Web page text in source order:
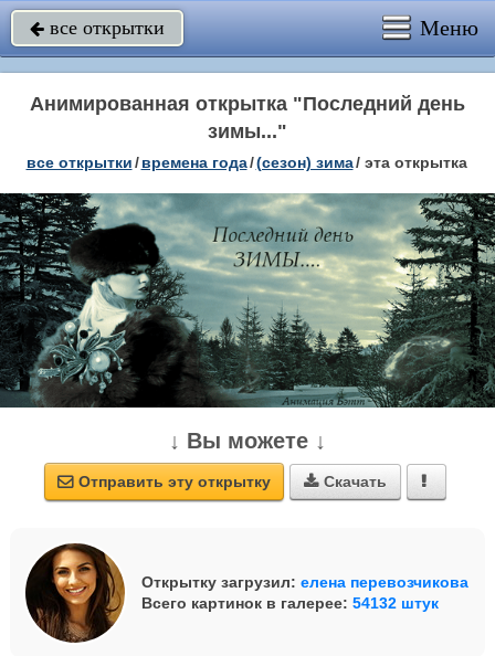
 все открытки Меню
Анимированная открытка "Последний день
зимы..."
все открытки/ времена года/(сезон) зима/ эта открытка
↓ Вы можете ↓
 Отправить эту открытку  Скачать 
Открытку загрузил: елена перевозчикова
Всего картинок в галерее: 54132 штук